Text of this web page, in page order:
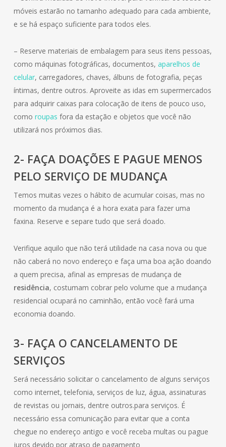
móveis estarão no tamanho adequado para cada ambiente,
e se há espaço suficiente para todos eles.
– Reserve materiais de embalagem para seus itens pessoas,
como máquinas fotográficas, documentos, aparelhos de
celular, carregadores, chaves, álbuns de fotografia, peças
íntimas, dentre outros. Aproveite as idas em supermercados
para adquirir caixas para colocação de itens de pouco uso,
como roupas fora da estação e objetos que você não
utilizará nos próximos dias.
2- FAÇA DOAÇÕES E PAGUE MENOS
PELO SERVIÇO DE MUDANÇA
Temos muitas vezes o hábito de acumular coisas, mas no
momento da mudança é a hora exata para fazer uma
faxina. Reserve e separe tudo que será doado.
Verifique aquilo que não terá utilidade na casa nova ou que
não caberá no novo endereço e faça uma boa ação doando
a quem precisa, afinal as empresas de mudança de
residência, costumam cobrar pelo volume que a mudança
residencial ocupará no caminhão, então você fará uma
economia doando.
3- FAÇA O CANCELAMENTO DE
SERVIÇOS
Será necessário solicitar o cancelamento de alguns serviços
como internet, telefonia, serviços de luz, água, assinaturas
de revistas ou jornais, dentre outros.para serviços. É
necessário essa comunicação para evitar que a conta
chegue no endereço antigo e você receba multas ou pague
juros devido por atraso de pagamento